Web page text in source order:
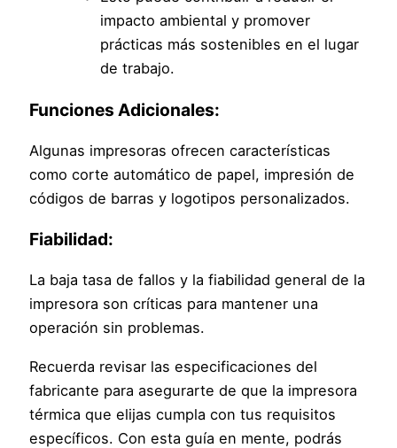
impacto ambiental y promover
prácticas más sostenibles en el lugar
de trabajo.
Funciones Adicionales:
Algunas impresoras ofrecen características
como corte automático de papel, impresión de
códigos de barras y logotipos personalizados.
Fiabilidad:
La baja tasa de fallos y la fiabilidad general de la
impresora son críticas para mantener una
operación sin problemas.
Recuerda revisar las especificaciones del
fabricante para asegurarte de que la impresora
térmica que elijas cumpla con tus requisitos
específicos. Con esta guía en mente, podrás